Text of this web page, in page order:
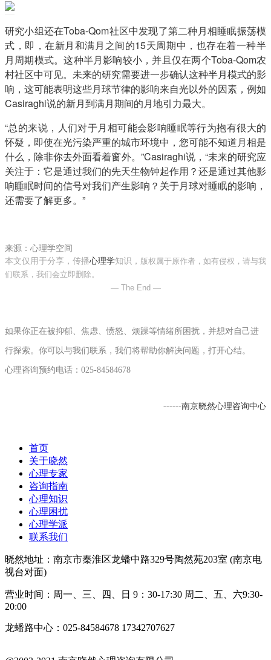
研究小组还在Toba-Qom社区中发现了第二种月相睡眠振荡模
式，即，在新月和满月之间的15天周期中，也存在着一种半
月周期模式。这种半月影响较小，并且仅在两个Toba-Qom农
村社区中可见。未来的研究需要进一步确认这种半月模式的影
响，这可能表明这些月球节律的影响来自光以外的因素，例如
Casiraghi说的新月到满月期间的月地引力最大。
“总的来说，人们对于月相可能会影响睡眠等行为抱有很大的
怀疑，即使在光污染严重的城市环境中，您可能不知道月相是
什么，除非你去外面看着窗外。”Casiraghi说，“未来的研究应
关注于：它是通过我们的先天生物钟起作用？还是通过其他影
响睡眠时间的信号对我们产生影响？关于月球对睡眠的影响，
还需要了解更多。”
来源：心理学空间
本文仅用于分享，传播心理学知识， 版权属于原作者，如有侵权，请与我
们联系，我们会立即删除。
— The End —
如果你正在被抑郁、焦虑、愤怒、烦躁等情绪所困扰，并想对自己进
行探索。你可以与我们联系，我们将帮助你解决问题，打开心结。
心理咨询预约电话： 025-84584678
------南京晓然心理咨询中心
首页
关于晓然
心理专家
咨询指南
心理知识
心理困扰
心理学派
联系我们
晓然地址：南京市秦淮区龙蟠中路329号陶然苑203室 (南京电
视台对面)
营业时间：周一、三、四、日 9：30-17:30 周二、五、六9:30-
20:00
龙蟠路中心：025-84584678 17342707627